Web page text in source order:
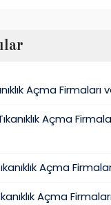
Açma Firmaları
Açma
Açma
Açma